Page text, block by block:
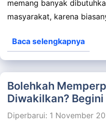
memang banyak
masyarakat, karena
Baca selengkapnya
Bolehkah
Diwakilkan? Begini
Diperbarui: 1 November